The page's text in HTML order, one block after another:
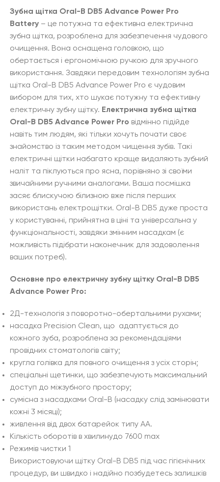
Зубна щітка Oral-B DB5 Advance Power Pro
Battery – це потужна та ефективна електрична
зубна щітка, розроблена для забезпечення чудового
очищення. Вона оснащена головкою, що
обертається і ергономічною ручкою для зручного
використання. Завдяки передовим технологіям зубна
щітка Oral-B DB5 Advance Power Pro є чудовим
вибором для тих, хто шукає потужну та ефективну
електричну зубну щітку. Електрична зубна щітка
Oral-B DB5 Advance Power Pro відмінно підійде
навіть тим людям, які тільки хочуть почати своє
знайомство із таким методом чищення зубів. Такі
електричні щітки набагато краще видаляють зубний
наліт та піклуються про ясна, порівняно зі своїми
звичайними ручними аналогами. Ваша посмішка
засяє блискучою білизною вже після перших
використань електрощітки. Oral-B DB5 дуже проста
у користуванні, прийнятна в ціні та універсальна у
функціональності, завдяки змінним насадкам (є
можливість підібрати наконечник для задоволення
ваших потреб).
Основне про електричну зубну щітку Oral-B DB5
Advance Power Pro:
2Д-технологія з поворотно-обертальними рухами;
насадка Precision Clean, що адаптується до
кожного зуба, розроблена за рекомендаціями
провідних стоматологів світу;
кругла голівка для повного очищення з усіх сторін;
спеціальні щетинки, що забезпечують максимальний
доступ до міжзубного простору;
сумісна з насадками Oral-B (насадку слід замінювати
кожні 3 місяці);
живлення від двох батарейок типу АА.
Кількість оборотів в хвилинудо 7600 max
Режимів чистки 1
Використовуючи щітку Oral-B DB5 під час гігієнічних
процедур, ви швидко і надійно позбудетесь залишків